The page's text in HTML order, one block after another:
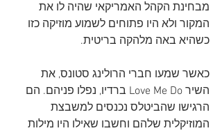
מבחינת הקהל האמריקאי שהיה לו את
המקור ולא היו פתוחים לשמוע מוזיקה כזו
כשהיא באה מלהקה בריטית.
כאשר שמעו חברי הרולינג סטונס, את
השיר Love Me Do ברדיו, נפלו פניהם. הם
הרגישו שהביטלס נכנסים למשבצת
המוזיקלית שלהם וחשבו שאילו היו מילות